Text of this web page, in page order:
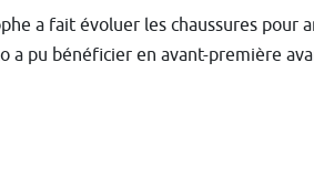
a fait évoluer les chaussures pour
a pu bénéficier en avant-première